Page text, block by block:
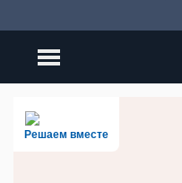
Решаем вместе